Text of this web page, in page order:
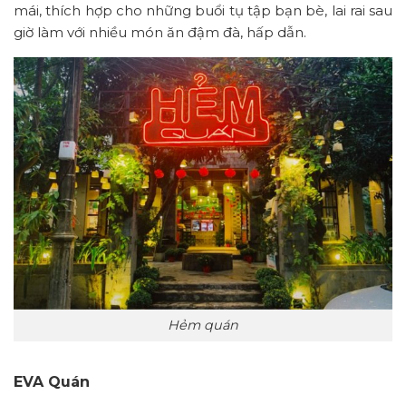
mái, thích hợp cho những buổi tụ tập bạn bè, lai rai sau
giờ làm với nhiều món ăn đậm đà, hấp dẫn.
Hẻm quán
EVA Quán